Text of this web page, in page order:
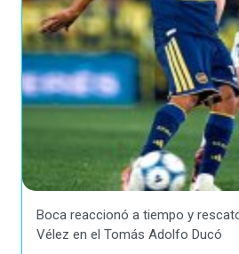
Boca reaccionó a tiempo y
Vélez en el Tomás Adolfo Ducó